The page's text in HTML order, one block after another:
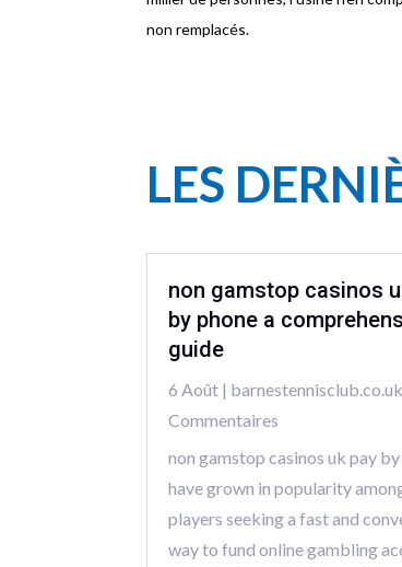
non remplacés.
LES
non gamstop casinos
by phone a
guide
6 Août | barnestennisclub.co.uk
Commentaires
non gamstop casinos uk pay
have grown in popularity
players seeking a fast and
way to fund online gambling